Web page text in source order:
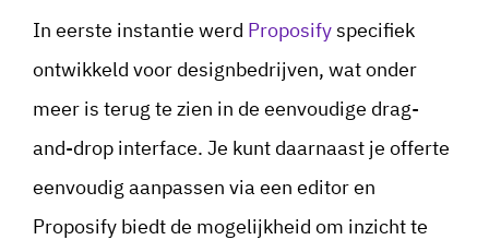
In eerste instantie werd Proposifyspecifiek
ontwikkeld voor designbedrijven, wat onder
meer is terug te zien in de eenvoudige drag-
and-drop interface. Je kunt daarnaast je offerte
eenvoudig aanpassen via een editor en
Proposify biedt de mogelijkheid om inzicht te